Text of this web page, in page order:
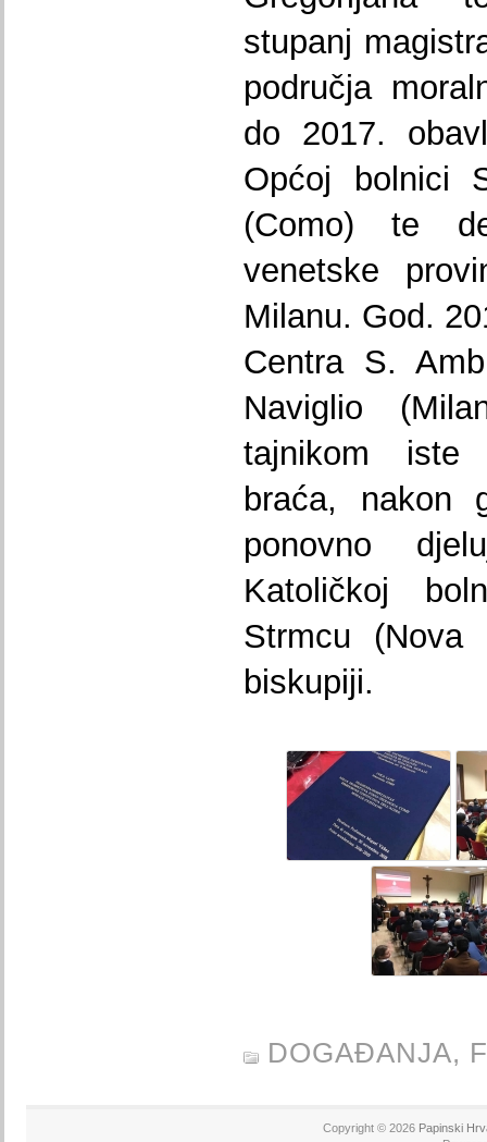
stupanj
područja
do 2017.
Općoj bolnici
(Como) te
venetske
Milanu. God.
Centra S.
Naviglio
tajnikom iste
braća, nakon
ponovno
Katoličkoj
Strmcu (Nova
biskupiji.
DOGAĐANJA,
Copyright © 2026 Papinski